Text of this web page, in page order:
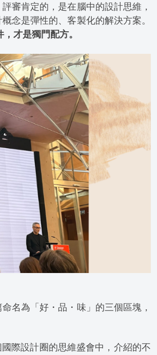
審肯定的，是在腦中的設計思維，
念是彈性的、客製化的解決方案。
才是獨門配方。
名為「好・品・味」的三個區塊，
際設計圈的思維盛會中，介紹的不